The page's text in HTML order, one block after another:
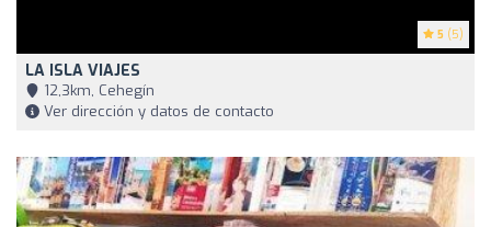
5 (5)
LA ISLA VIAJES
12,3km, Cehegín
Ver dirección y datos de contacto